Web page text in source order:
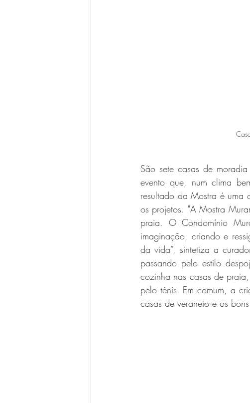
São sete casas de
evento que, num clima
resultado da Mostra é uma
os projetos. "A Mostra
praia. O Condomínio
imaginação, criando e
da vida”, sintetiza a
passando pelo estilo
cozinha nas casas de
pelo tênis. Em comum, a
casas de veraneio e os